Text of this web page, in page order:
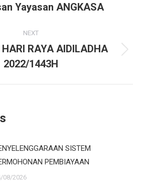
Yayasan ANGKASA
NEXT
Next
post:
RAYA AIDILADHA
2022/1443H
SISTEM
PEMBIAYAAN
08/2026